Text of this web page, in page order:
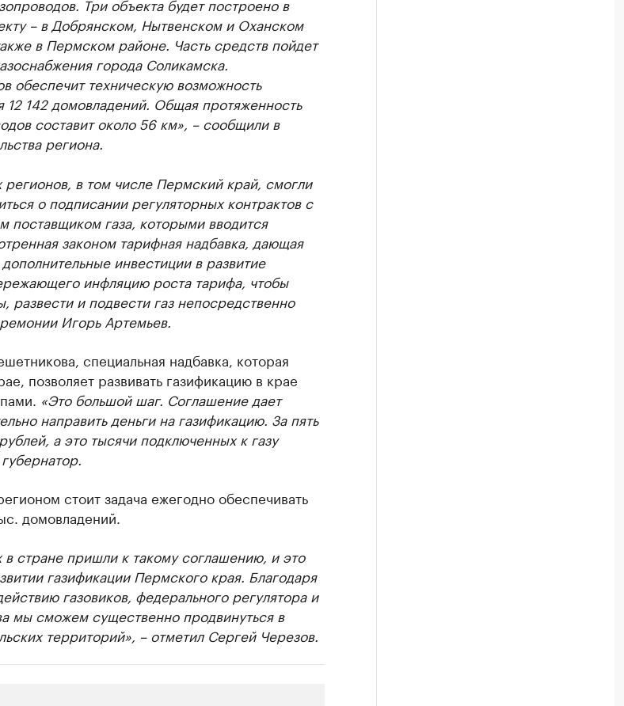
– в Добрянском, Нытвенском и Оханском
в Пермском районе. Часть средств пойдет
города Соликамска.
обеспечит техническую возможность
12 142 домовладений. Общая протяженность
составит около 56 км», – сообщили в
региона.
в том числе Пермский край, смогли
о подписании регуляторных контрактов с
поставщиком газа, которыми вводится
законом тарифная надбавка, дающая
инвестиции в развитие
инфляцию роста тарифа, чтобы
развести и подвести газ непосредственно
Игорь Артемьев.
специальная надбавка, которая
позволяет развивать газификацию в крае
«Это большой шаг. Соглашение дает
направить деньги на газификацию. За пять
а это тысячи подключенных к газу
стоит задача ежегодно обеспечивать
домовладений.
стране пришли к такому соглашению, и это
газификации Пермского края. Благодаря
газовиков, федерального регулятора и
мы сможем существенно продвинуться в
территорий», – отметил Сергей Черезов.